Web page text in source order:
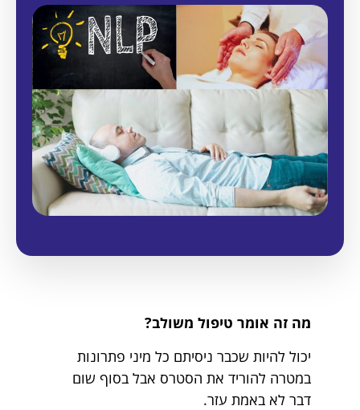
מה זה אומר טיפול משולב?
יכול להיות שכבר ניסיתם כל מיני פתרונות
במטרה להוריד את הסטרס אבל בסוף שום
דבר לא באמת עזר.